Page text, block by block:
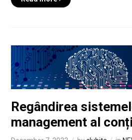
Regândirea
management al